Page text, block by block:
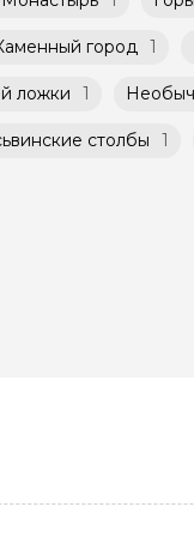
город 1
ложки 1
столбы 1